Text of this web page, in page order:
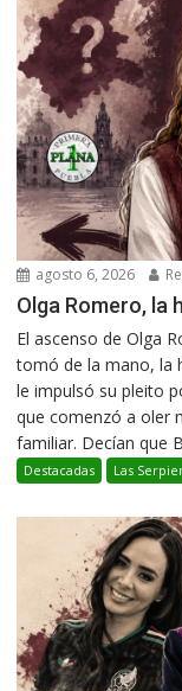
agosto 6, 2026
Olga Romero, la
El ascenso de Olga
tomó de la mano, la
le impulsó su pleito
que comenzó a oler
familiar. Decían que
Destacadas Las